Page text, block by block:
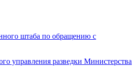
штаба по обращению с
управления разведки Министерства